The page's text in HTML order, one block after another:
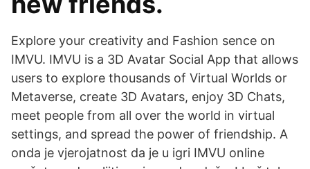
Explore your creativity and Fashion sence on
IMVU. IMVU is a 3D Avatar Social App that allows
users to explore thousands of Virtual Worlds or
Metaverse, create 3D Avatars, enjoy 3D Chats,
meet people from all over the world in virtual
settings, and spread the power of friendship. A
onda je vjerojatnost da je u igri IMVU online